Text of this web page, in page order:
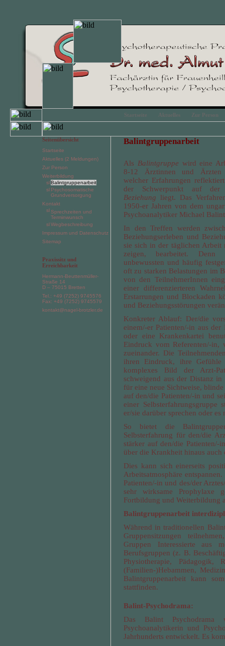
Startseite Aktuelles Zur Person
Seitenübersicht
Startseite
Aktuelles (2 Meldungen)
Zur Person
Weiterbildung
Balintgruppenarbeit
Psychosomatische
Grundversorgung
Kontakt
Sprechzeiten und
Terminwunsch
Wegbeschreibung
Impressum und Datenschutz
Sitemap
Praxissitz und
Erreichbarkeit
Hermann-Beuttenmüller-
Straße 14
D – 75015 Bretten
Tel.: +49 (7252) 9745576
Fax: +49 (7252) 9745579
kontakt@nagel-brotzler.de
Balintgruppenarbeit
Als Balintgruppe wird eine
8-12 Ärztinnen und Ärzten
welcher Erfahrungen
der Schwerpunkt auf
Beziehung liegt. Das
1950-er Jahren von dem
Psychoanalytiker Michael
In den Treffen werden
Beziehungserleben und
sie sich in der täglichen Arbeit
zeigen, bearbeitet. Denn
unbewussten und häufig
oft zu starken Belastungen im
von den TeilnehmerInnen
einer differenzierteren
Erstarrungen und Blockaden
und Beziehungsstörungen
Konkreter Ablauf: Der/die
einem/-er Patienten/-in aus
oder eine Krankenkartei
Eindruck vom Referenten/-in,
zueinander. Die
ihren Eindruck, ihre Gefühle
komplexes Bild der Arzt-
schweigend aus der Distanz
für eine neue Sichtweise,
auf den/die Patienten/-in und
einer
er/sie darüber sprechen oder
So bietet die
Selbsterfahrung für den/die
stärker auf den/die Patienten/-
über die Krankheit hinaus
Dies kann sich einerseits
Arbeitsatmosphäre
Patienten/-in und des/der
sehr wirksame Prophylaxe
Fortbildung und Weiterbildung
Balintgruppenarbeit
Während in traditionellen
Gruppensitzungen
Gruppen Interessierte aus
Berufsgruppen (z. B.
Physiotherapie, Pädagogik,
(Familien-)Hebammen,
Balintgruppenarbeit kann
stattfinden.
Balint-Psychodrama:
Das Balint
Psychoanalytikerin und
Jahrhunderts entwickelt. Es